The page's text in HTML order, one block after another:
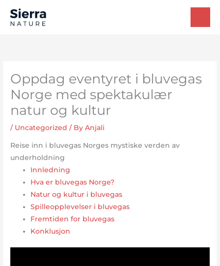
Oppdag eventyret i bluvegas
Norge med spektakulær
natur og kultur
/ Uncategorized / ByAnjali
Reise inn i bluvegas Norges mystiske verden av
underholdning
Innledning
Hva er bluvegas Norge?
Natur og kultur i bluvegas
Spilleopplevelser i bluvegas
Fremtiden for bluvegas
Konklusjon